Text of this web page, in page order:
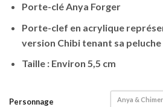
Porte-clé Anya Forger
Porte-clef en acrylique
version Chibi tenant sa
Taille : Environ 5,5 cm
Personnage Anya &